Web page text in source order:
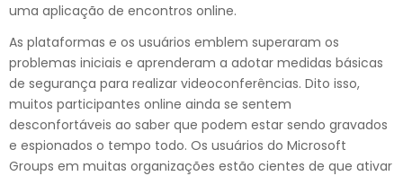
uma aplicação de encontros online.
As plataformas e os usuários emblem superaram os
problemas iniciais e aprenderam a adotar medidas básicas
de segurança para realizar videoconferências. Dito isso,
muitos participantes online ainda se sentem
desconfortáveis ao saber que podem estar sendo gravados
e espionados o tempo todo. Os usuários do Microsoft
Groups em muitas organizações estão cientes de que ativar